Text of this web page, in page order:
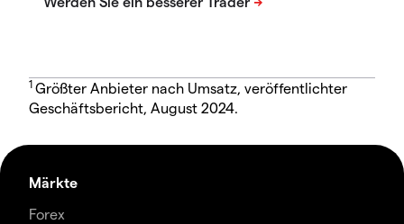
1 Größter Anbieter nach Umsatz, veröffentlichter
Geschäftsbericht, August 2024.
Märkte
Forex